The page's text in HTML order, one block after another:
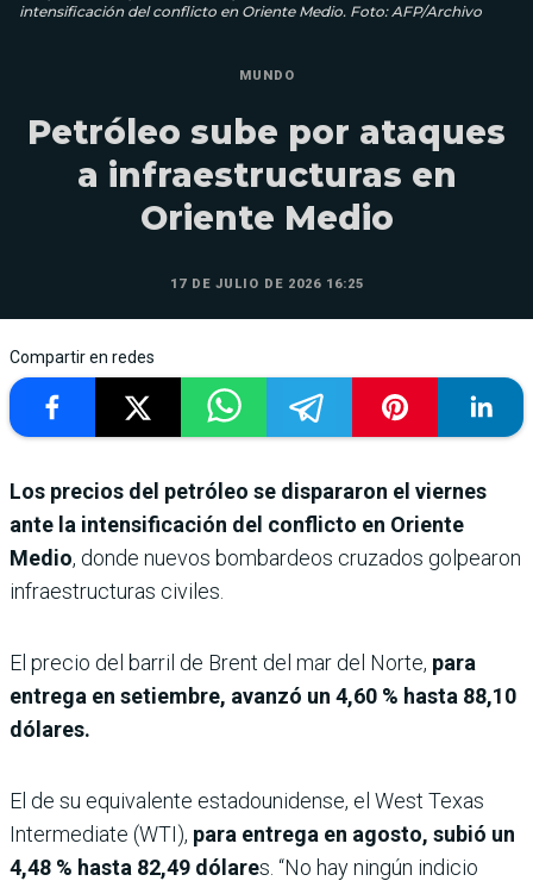
intensificación del conflicto en Oriente Medio. Foto: AFP/Archivo
MUNDO
Petróleo sube por ataques
a infraestructuras en
Oriente Medio
17 DE JULIO DE 2026 16:25
Compartir en redes
Los precios del petróleo se dispararon el viernes
ante la intensificación del conflicto en Oriente
Medio, donde nuevos bombardeos cruzados golpearon
infraestructuras civiles.
El precio del barril de Brent del mar del Norte, para
entrega en setiembre, avanzó un 4,60 % hasta 88,10
dólares.
El de su equivalente estadounidense, el West Texas
Intermediate (WTI), para entrega en agosto, subió un
4,48 % hasta 82,49 dólares. “No hay ningún indicio